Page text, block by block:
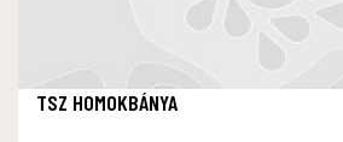
TSZ HOMOKBÁNYA